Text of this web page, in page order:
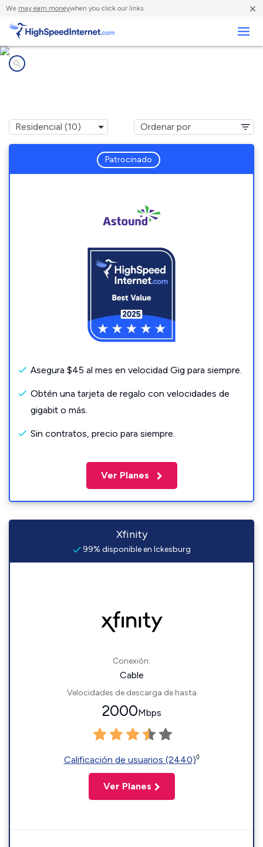
We may earn moneywhen you click our links. ×
Patrocinado
Asegura $45 al mes en velocidad Gig para siempre.
Obtén una tarjeta de regalo con velocidades de
gigabit o más.
Sin contratos, precio para siempre.
Ver Planes
Xfinity
99% disponible en Ickesburg
Conexión:
Cable
Velocidades de descarga de hasta
2000Mbps
Calificación de usuarios (2440)◊
Ver Planes